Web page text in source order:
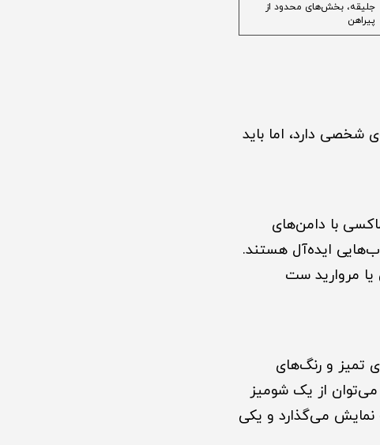
جلیقه، بخش‌های محدود از
پیراهن
شخصی دارد، اما باید
با دامن‌های
ایده‌آل هستند.
یا مروارید ست
تمیز و رنگ‌های
می‌توان از یک شومیز
نمایش می‌گذارد و یکی